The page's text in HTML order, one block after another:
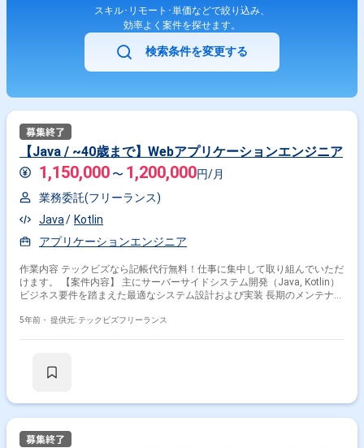
スキル･リモート･単価などで絞り込み、
効率よく案件を探せます。
検索条件を変更する
【Java / ~40歳まで】Webアプリケーションエンジニア
1,150,000 〜 1,200,000円/月
業務委託(フリーランス)
Java
Kotlin
アプリケーションエンジニア
作業内容 テックビズなら記帳代行無料！仕事に集中して取り組んでいただ
けます。 【案件内容】 主にサーバーサイドシステム開発（Java, Kotlin）
ビジネス要件を踏まえた最適なシステム設計および実装 長期のメンテナン
歓迎します！ コーディングが得意で、技術が大好きな方 何事にもチャレ
せる力のある方 開発環境 開発言語：Java, Kotlin フレームワーク：Spring
稼働できない方 --------------------------------------------------------
5年前・ 提供元: テックビズフリーランス